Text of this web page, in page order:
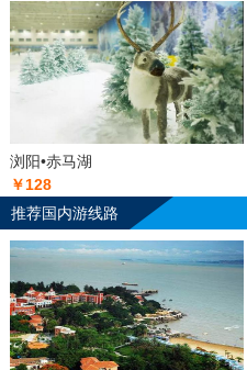
浏阳•赤马湖
￥128
推荐国内游线路